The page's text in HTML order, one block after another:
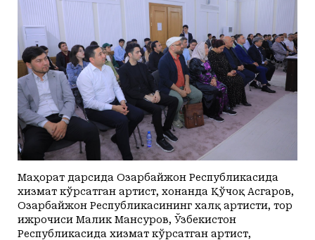
Маҳорат дарсида Озарбайжон Республикасида
хизмат кўрсатган артист, хонанда Қўчоқ Асгаров,
Озарбайжон Республикасининг халқ артисти, тор
ижрочиси Малик Мансуров, Ўзбекистон
Республикасида хизмат кўрсатган артист,